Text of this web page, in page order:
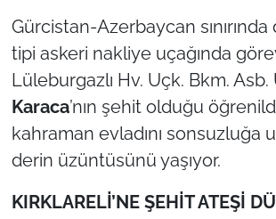
Gürcistan-Azerbaycan
tipi askeri nakliye uçağında
Lüleburgazlı Hv. Uçk. Bkm. Asb.
Karaca’nın şehit olduğu
kahraman evladını sonsuzluğa
derin üzüntüsünü yaşıyor.
KIRKLARELİ’NE ŞEHİT ATEŞİ
ÇANAKKALE
TÜRKİYE
Bölge